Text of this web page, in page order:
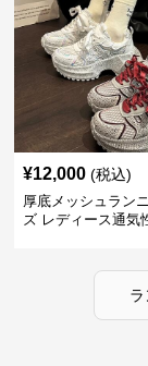
¥12,000 (税込)
厚底メッシュラン
ズ レディース通気